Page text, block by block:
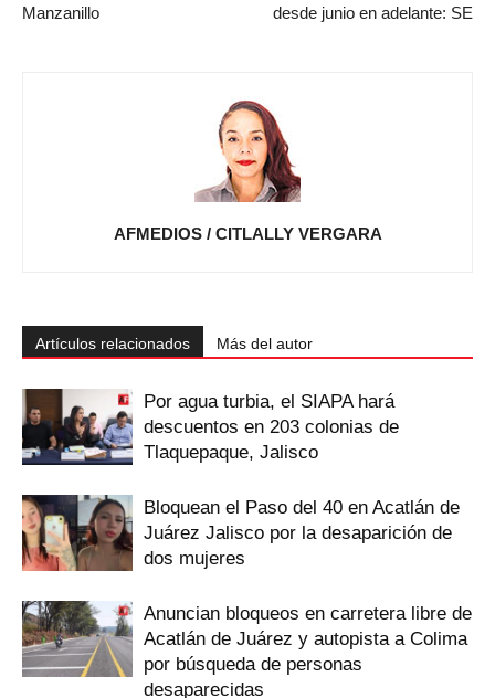
Manzanillo
desde junio en adelante: SE
AFMEDIOS / CITLALLY VERGARA
Artículos relacionados Más del autor
Por agua turbia, el SIAPA hará
descuentos en 203 colonias de
Tlaquepaque, Jalisco
Bloquean el Paso del 40 en Acatlán de
Juárez Jalisco por la desaparición de
dos mujeres
Anuncian bloqueos en carretera libre de
Acatlán de Juárez y autopista a Colima
por búsqueda de personas
desaparecidas